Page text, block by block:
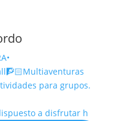
para grupos.
a disfrutar h